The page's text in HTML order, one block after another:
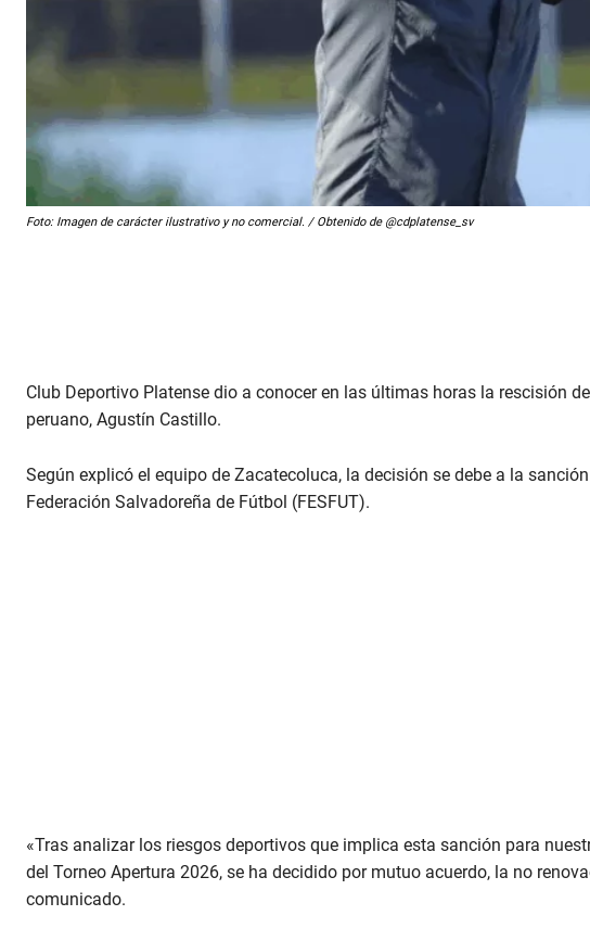
Foto: Imagen de carácter ilustrativo y no comercial. / Obtenido de @cdplatense_sv
Club Deportivo Platense dio a conocer en las últimas horas la rescisión
peruano, Agustín Castillo.
Según explicó el equipo de Zacatecoluca, la decisión se debe a la
Federación Salvadoreña de Fútbol (FESFUT).
«Tras analizar los riesgos deportivos que implica esta sanción para
del Torneo Apertura 2026, se ha decidido por mutuo acuerdo, la no
comunicado.